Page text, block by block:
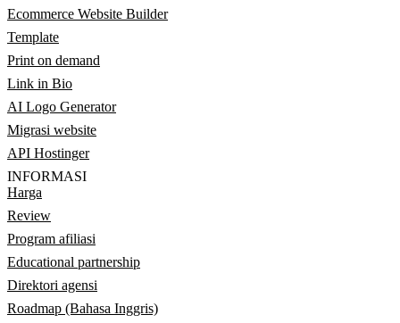
Ecommerce Website Builder
Template
Print on demand
Link in Bio
AI Logo Generator
Migrasi website
API Hostinger
INFORMASI
Harga
Review
Program afiliasi
Educational partnership
Direktori agensi
Roadmap (Bahasa Inggris)